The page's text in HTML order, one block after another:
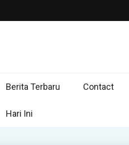
Berita Terbaru
Hari Ini
Contact